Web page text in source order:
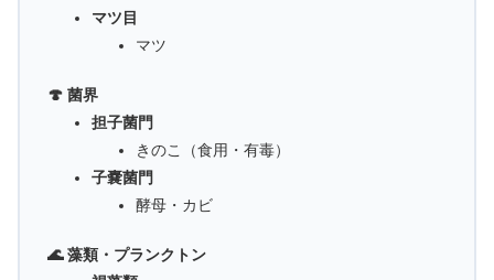
マツ目
マツ
🍄 菌界
担子菌門
きのこ（食用・有毒）
子嚢菌門
酵母・カビ
🌊 藻類・プランクトン